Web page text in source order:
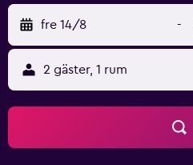
fre 14/8 -
2 gäster, 1 rum